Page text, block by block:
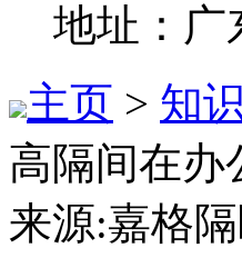
地址：广
主页 > 知
高隔间在办
来源:嘉格